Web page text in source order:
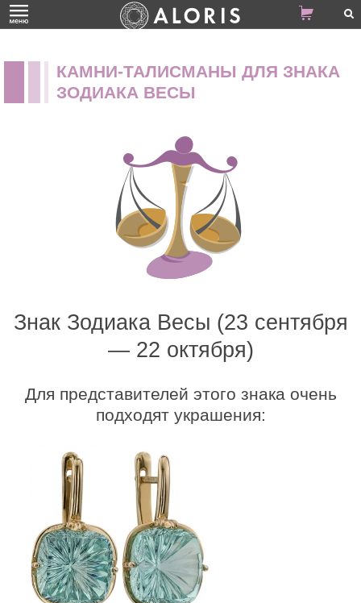
КАМНИ-ТАЛИСМАНЫ ДЛЯ ЗНАКА
ЗОДИАКА ВЕСЫ
Знак Зодиака Весы (23 сентября
— 22 октября)
Для представителей этого знака очень
подходят украшения: